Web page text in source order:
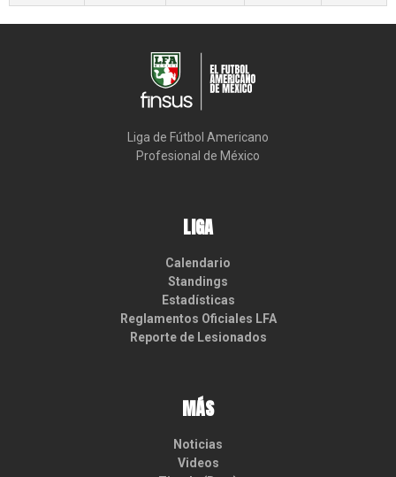
Liga de Fútbol Americano
Profesional de México
LIGA
Calendario
Standings
Estadísticas
Reglamentos Oficiales LFA
Reporte de Lesionados
MÁS
Noticias
Videos